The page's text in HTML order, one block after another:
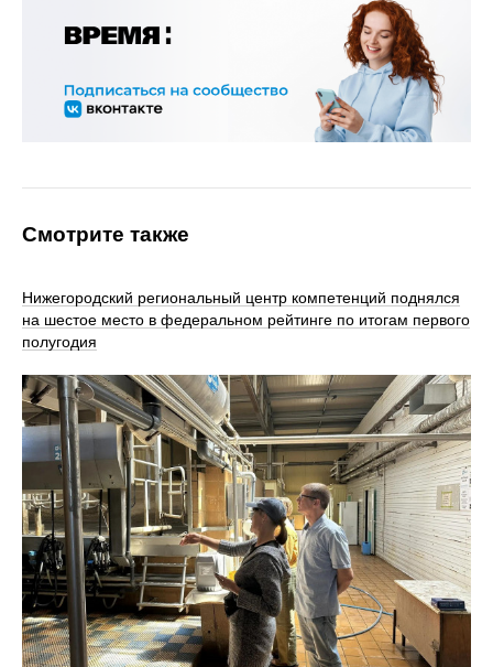
Смотрите также
Нижегородский региональный центр компетенций поднялся
на шестое место в федеральном рейтинге по итогам первого
полугодия